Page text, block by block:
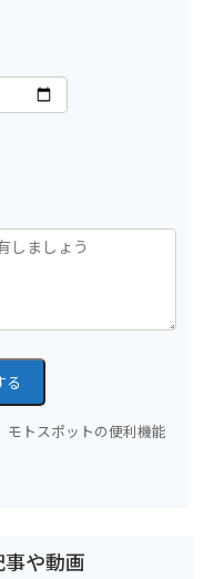
る
モトスポットの便利機能
や動画